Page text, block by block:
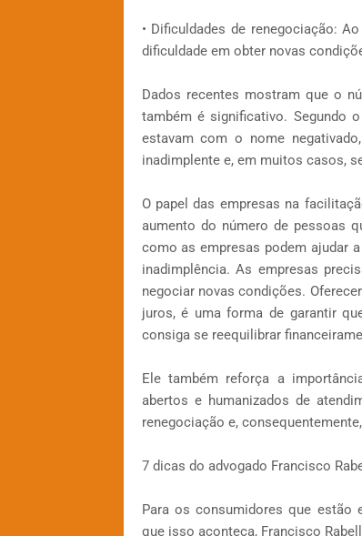
• Dificuldades de renegociação:
dificuldade em obter novas
Dados recentes mostram que o
também é significativo. Segundo
estavam com o nome
inadimplente e, em muitos casos,
O papel das empresas na
aumento do número de pessoas
como as empresas podem ajudar
inadimplência. As empresas
negociar novas condições.
juros, é uma forma de garantir
consiga se reequilibrar
Ele também reforça a
abertos e humanizados de
renegociação e,
7 dicas do advogado Francisco
Para os consumidores que estão
que isso aconteça, Francisco